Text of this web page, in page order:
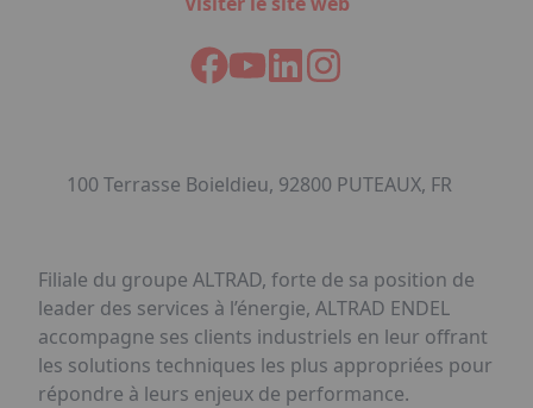
100 Terrasse Boieldieu, 92800 PUTEAUX, FR
Filiale du groupe ALTRAD, forte de sa position de
leader des services à l’énergie, ALTRAD ENDEL
accompagne ses clients industriels en leur offrant
les solutions techniques les plus appropriées pour
répondre à leurs enjeux de performance.